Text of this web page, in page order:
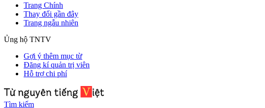
Trang Chính
Thay đổi gần đây
Trang ngẫu nhiên
Ủng hộ TNTV
Gợi ý thêm mục từ
Đăng kí quản trị viên
Hỗ trợ chi phí
Tìm kiếm